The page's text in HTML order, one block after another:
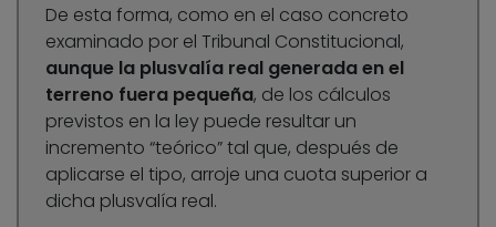
De esta forma, como en el caso concreto
examinado por el Tribunal Constitucional,
aunque la plusvalía real generada en el
terreno fuera pequeña, de los cálculos
previstos en la ley puede resultar un
incremento “teórico” tal que, después de
aplicarse el tipo, arroje una cuota superior a
dicha plusvalía real.